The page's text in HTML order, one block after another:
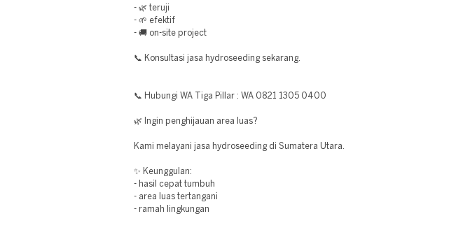
- 🌿 teruji
- 🌱 efektif
- 🚚 on-site project
📞 Konsultasi jasa hydroseeding sekarang.
📞 Hubungi WA Tiga Pillar : WA 0821 1305 0400
🌿 Ingin penghijauan area luas?
Kami melayani jasa hydroseeding di Sumatera Utara.
✨ Keunggulan:
- hasil cepat tumbuh
- area luas tertangani
- ramah lingkungan